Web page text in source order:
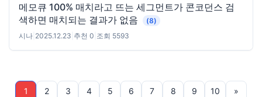
메모큐 100% 매치라고 뜨는 세그먼트가 콘코던스 검
색하면 매치되는 결과가 없음
(8)
시나 2025.12.23 추천 0 조회 5593
1 2 3 4 5 6 7 8 9 10 »